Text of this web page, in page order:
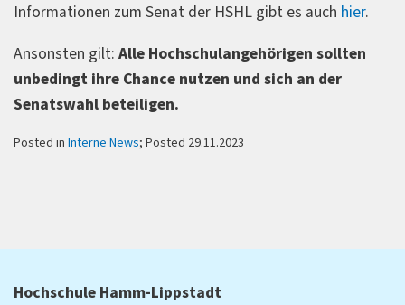
Informationen zum Senat der HSHL gibt es auch hier.
Ansonsten gilt: Alle Hochschulangehörigen sollten
unbedingt ihre Chance nutzen und sich an der
Senatswahl beteiligen.
Posted in Interne News; Posted 29.11.2023
Hochschule Hamm-Lippstadt